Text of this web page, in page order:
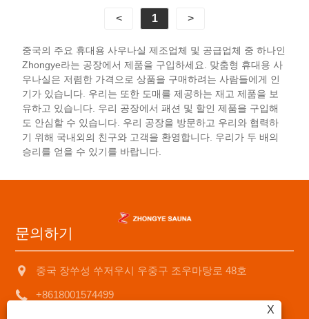
건강한 삶을 추구하고 스트레스를 방출하는 이상적인
파트너로서 모든 사우나를 몸과 마음을위한 즐거운
< 1 >
중국의 주요 휴대용 사우나실 제조업체 및 공급업체 중 하나인
Zhongye라는 공장에서 제품을 구입하세요. 맞춤형 휴대용 사
우나실은 저렴한 가격으로 상품을 구매하려는 사람들에게 인
기가 있습니다. 우리는 또한 도매를 제공하는 재고 제품을 보
유하고 있습니다. 우리 공장에서 패션 및 할인 제품을 구입해
도 안심할 수 있습니다. 우리 공장을 방문하고 우리와 협력하
기 위해 국내외의 친구와 고객을 환영합니다. 우리가 두 배의
승리를 얻을 수 있기를 바랍니다.
문의하기
중국 장쑤성 쑤저우시 우중구 조우마탕로 48호
+8618001574499
X